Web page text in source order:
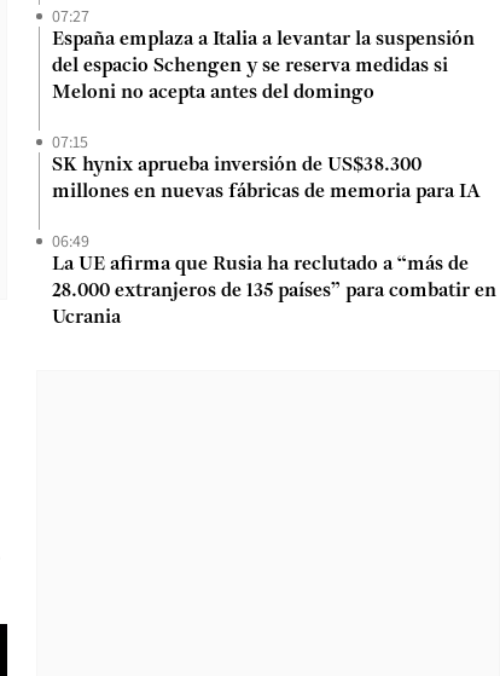
07:27
España emplaza a Italia a levantar la suspensión
del espacio Schengen y se reserva medidas si
Meloni no acepta antes del domingo
07:15
SK hynix aprueba inversión de US$38.300
millones en nuevas fábricas de memoria para IA
06:49
La UE afirma que Rusia ha reclutado a “más de
28.000 extranjeros de 135 países” para combatir en
Ucrania